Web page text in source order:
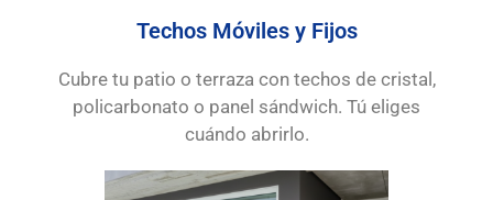
Techos Móviles y Fijos
Cubre tu patio o terraza con techos de cristal,
policarbonato o panel sándwich. Tú eliges
cuándo abrirlo.